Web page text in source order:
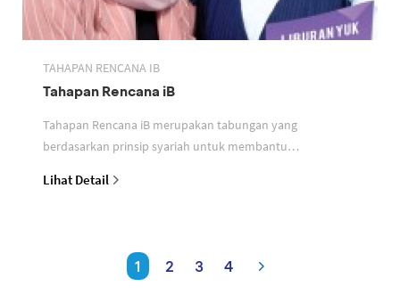
TAHAPAN RENCANA IB
Tahapan Rencana iB
Tahapan Rencana iB merupakan tabungan yang
berdasarkan prinsip syariah untuk membantu
Lihat Detail
1 2 3 4